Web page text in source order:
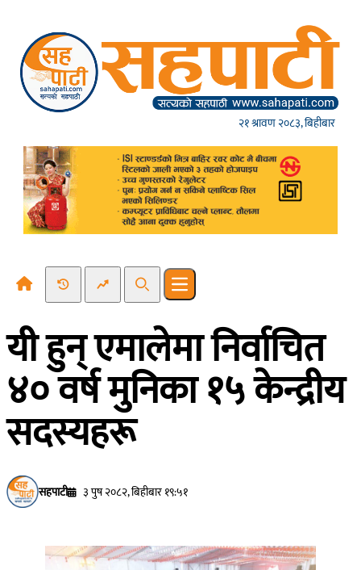
२१ श्रावण २०८३, बिहीबार
Recent NewsTrending News
SearchOpen main menu
यी हुन् एमालेमा निर्वाचित
४० वर्ष मुनिका १५ केन्द्रीय
सदस्यहरू
सहपाटी ३ पुष २०८२, बिहीबार १९:५१